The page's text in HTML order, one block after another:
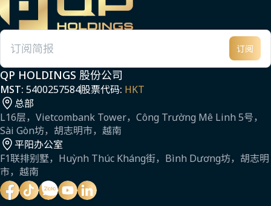
电子邮件 订阅
QP HOLDINGS 股份公司
MST: 5400257584股票代码: HKT
总部
L16层，Vietcombank Tower，Công Trường Mê Linh 5号，
Sài Gòn坊，胡志明市，越南
平阳办公室
F1联排别墅，Huỳnh Thúc Kháng街，Bình Dương坊，胡志明
市，越南